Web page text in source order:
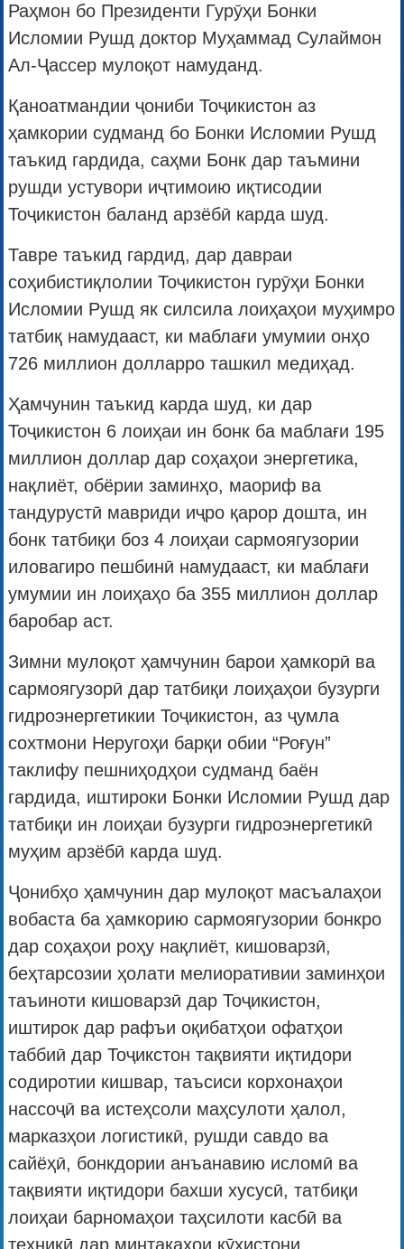
Раҳмон бо Президенти Гурӯҳи Бонки
Исломии Рушд доктор Муҳаммад Сулаймон
Ал-Ҷассер мулоқот намуданд.
Қаноатмандии ҷониби Тоҷикистон аз
ҳамкории судманд бо Бонки Исломии Рушд
таъкид гардида, саҳми Бонк дар таъмини
рушди устувори иҷтимоию иқтисодии
Тоҷикистон баланд арзёбӣ карда шуд.
Тавре таъкид гардид, дар давраи
соҳибистиқлолии Тоҷикистон гурӯҳи Бонки
Исломии Рушд як силсила лоиҳаҳои муҳимро
татбиқ намудааст, ки маблағи умумии онҳо
726 миллион долларро ташкил медиҳад.
Ҳамчунин таъкид карда шуд, ки дар
Тоҷикистон 6 лоиҳаи ин бонк ба маблағи 195
миллион доллар дар соҳаҳои энергетика,
нақлиёт, обёрии заминҳо, маориф ва
тандурустӣ мавриди иҷро қарор дошта, ин
бонк татбиқи боз 4 лоиҳаи сармоягузории
иловагиро пешбинӣ намудааст, ки маблағи
умумии ин лоиҳаҳо ба 355 миллион доллар
баробар аст.
Зимни мулоқот ҳамчунин барои ҳамкорӣ ва
сармоягузорӣ дар татбиқи лоиҳаҳои бузурги
гидроэнергетикии Тоҷикистон, аз ҷумла
сохтмони Неругоҳи барқи обии “Роғун”
таклифу пешниҳодҳои судманд баён
гардида, иштироки Бонки Исломии Рушд дар
татбиқи ин лоиҳаи бузурги гидроэнергетикӣ
муҳим арзёбӣ карда шуд.
Ҷонибҳо ҳамчунин дар мулоқот масъалаҳои
вобаста ба ҳамкорию сармоягузории бонкро
дар соҳаҳои роҳу нақлиёт, кишоварзӣ,
беҳтарсозии ҳолати мелиоративии заминҳои
таъиноти кишоварзӣ дар Тоҷикистон,
иштирок дар рафъи оқибатҳои офатҳои
таббиӣ дар Тоҷикстон тақвияти иқтидори
содиротии кишвар, таъсиси корхонаҳои
нассоҷӣ ва истеҳсоли маҳсулоти ҳалол,
марказҳои логистикӣ, рушди савдо ва
сайёҳӣ, бонкдории анъанавию исломӣ ва
тақвияти иқтидори бахши хусусӣ, татбиқи
лоиҳаи барномаҳои таҳсилоти касбӣ ва
техникӣ дар минтақаҳои кӯҳистони